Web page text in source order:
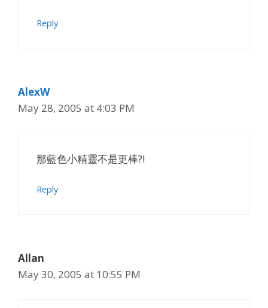
Reply
AlexW
May 28, 2005 at 4:03 PM
那藍色小精靈不是更棒?!
Reply
Allan
May 30, 2005 at 10:55 PM